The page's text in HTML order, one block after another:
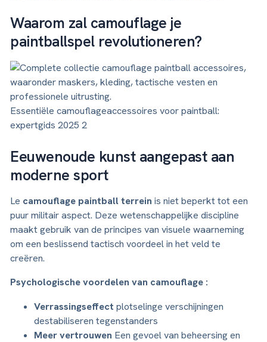
Waarom zal camouflage je
paintballspel revolutioneren?
Essentiële camouflageaccessoires voor paintball:
expertgids 2025 2
Eeuwenoude kunst aangepast aan
moderne sport
Le camouflage paintball terrein is niet beperkt tot een
puur militair aspect. Deze wetenschappelijke discipline
maakt gebruik van de principes van visuele waarneming
om een beslissend tactisch voordeel in het veld te
creëren.
Psychologische voordelen van camouflage :
Verrassingseffect plotselinge verschijningen
destabiliseren tegenstanders
Meer vertrouwen Een gevoel van beheersing en